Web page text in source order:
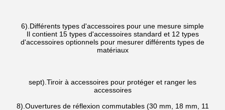
6).Différents types d'accessoires pour une mesure simple
Il contient 15 types d'accessoires standard et 12 types
d'accessoires optionnels pour mesurer différents types de
matériaux
sept).Tiroir à accessoires pour protéger et ranger les
accessoires
8).Ouvertures de réflexion commutables (30 mm, 18 mm, 11